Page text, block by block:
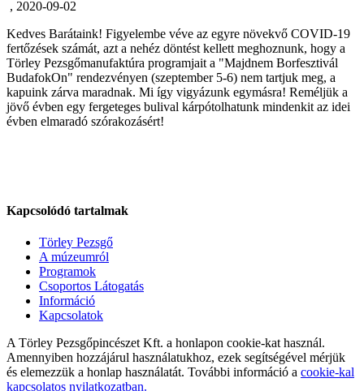
, 2020-09-02
Kedves Barátaink! Figyelembe véve az egyre növekvő COVID-19
fertőzések számát, azt a nehéz döntést kellett meghoznunk, hogy a
Törley Pezsgőmanufaktúra programjait a "Majdnem Borfesztivál
BudafokOn" rendezvényen (szeptember 5-6) nem tartjuk meg, a
kapuink zárva maradnak. Mi így vigyázunk egymásra! Reméljük a
jövő évben egy fergeteges bulival kárpótolhatunk mindenkit az idei
évben elmaradó szórakozásért!
Kapcsolódó tartalmak
Törley Pezsgő
A múzeumról
Programok
Csoportos Látogatás
Információ
Kapcsolatok
A Törley Pezsgőpincészet Kft. a honlapon cookie-kat használ.
Amennyiben hozzájárul használatukhoz, ezek segítségével mérjük
és elemezzük a honlap használatát. További információ a cookie-kal
kapcsolatos nyilatkozatban.